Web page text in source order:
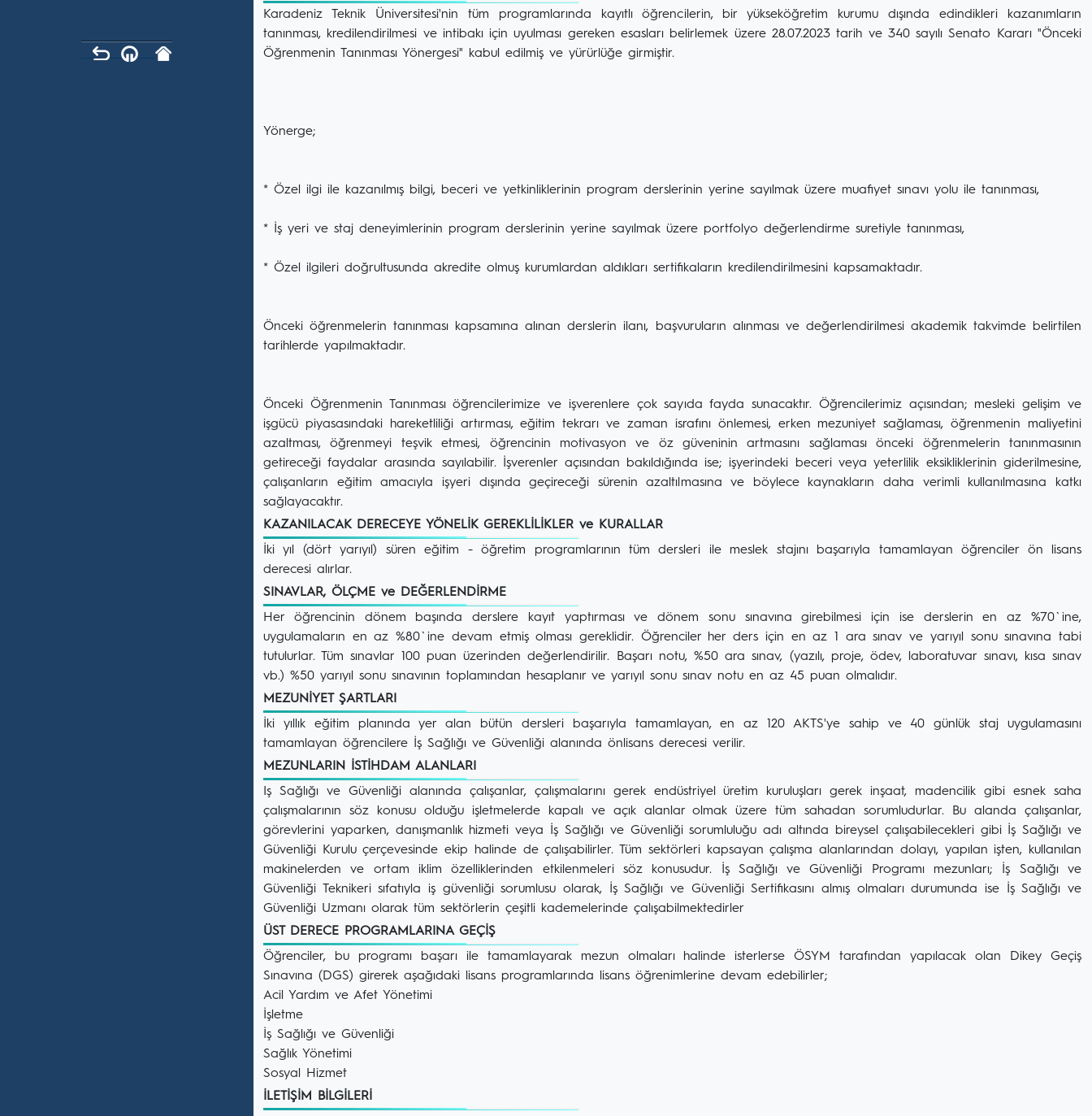
Karadeniz Teknik Üniversitesi'nin tüm programlarında kayıtlı öğrencilerin, bir yükseköğretim kurumu dışında edindikleri kazanımların
tanınması, kredilendirilmesi ve intibakı için uyulması gereken esasları belirlemek üzere 28.07.2023 tarih ve 340 sayılı Senato Kararı "Önceki
Öğrenmenin Tanınması Yönergesi" kabul edilmiş ve yürürlüğe girmiştir.
Yönerge;
* Özel ilgi ile kazanılmış bilgi, beceri ve yetkinliklerinin program derslerinin yerine sayılmak üzere muafiyet sınavı yolu ile tanınması,
* İş yeri ve staj deneyimlerinin program derslerinin yerine sayılmak üzere portfolyo değerlendirme suretiyle tanınması,
* Özel ilgileri doğrultusunda akredite olmuş kurumlardan aldıkları sertifikaların kredilendirilmesini kapsamaktadır.
Önceki öğrenmelerin tanınması kapsamına alınan derslerin ilanı, başvuruların alınması ve değerlendirilmesi akademik takvimde belirtilen
tarihlerde yapılmaktadır.
Önceki Öğrenmenin Tanınması öğrencilerimize ve işverenlere çok sayıda fayda sunacaktır. Öğrencilerimiz açısından; mesleki gelişim ve
işgücü piyasasındaki hareketliliği artırması, eğitim tekrarı ve zaman israfını önlemesi, erken mezuniyet sağlaması, öğrenmenin maliyetini
azaltması, öğrenmeyi teşvik etmesi, öğrencinin motivasyon ve öz güveninin artmasını sağlaması önceki öğrenmelerin tanınmasının
getireceği faydalar arasında sayılabilir. İşverenler açısından bakıldığında ise; işyerindeki beceri veya yeterlilik eksikliklerinin giderilmesine,
çalışanların eğitim amacıyla işyeri dışında geçireceği sürenin azaltılmasına ve böylece kaynakların daha verimli kullanılmasına katkı
sağlayacaktır.
KAZANILACAK DERECEYE YÖNELİK GEREKLİLİKLER ve KURALLAR
İki yıl (dört yarıyıl) süren eğitim - öğretim programlarının tüm dersleri ile meslek stajını başarıyla tamamlayan öğrenciler ön lisans
derecesi alırlar.
SINAVLAR, ÖLÇME ve DEĞERLENDİRME
Her öğrencinin dönem başında derslere kayıt yaptırması ve dönem sonu sınavına girebilmesi için ise derslerin en az %70`ine,
uygulamaların en az %80`ine devam etmiş olması gereklidir. Öğrenciler her ders için en az 1 ara sınav ve yarıyıl sonu sınavına tabi
tutulurlar. Tüm sınavlar 100 puan üzerinden değerlendirilir. Başarı notu, %50 ara sınav, (yazılı, proje, ödev, laboratuvar sınavı, kısa sınav
vb.) %50 yarıyıl sonu sınavının toplamından hesaplanır ve yarıyıl sonu sınav notu en az 45 puan olmalıdır.
MEZUNİYET ŞARTLARI
İki yıllık eğitim planında yer alan bütün dersleri başarıyla tamamlayan, en az 120 AKTS'ye sahip ve 40 günlük staj uygulamasını
tamamlayan öğrencilere İş Sağlığı ve Güvenliği alanında önlisans derecesi verilir.
MEZUNLARIN İSTİHDAM ALANLARI
Iş Sağlığı ve Güvenliği alanında çalışanlar, çalışmalarını gerek endüstriyel üretim kuruluşları gerek inşaat, madencilik gibi esnek saha
çalışmalarının söz konusu olduğu işletmelerde kapalı ve açık alanlar olmak üzere tüm sahadan sorumludurlar. Bu alanda çalışanlar,
görevlerini yaparken, danışmanlık hizmeti veya İş Sağlığı ve Güvenliği sorumluluğu adı altında bireysel çalışabilecekleri gibi İş Sağlığı ve
Güvenliği Kurulu çerçevesinde ekip halinde de çalışabilirler. Tüm sektörleri kapsayan çalışma alanlarından dolayı, yapılan işten, kullanılan
makinelerden ve ortam iklim özelliklerinden etkilenmeleri söz konusudur. İş Sağlığı ve Güvenliği Programı mezunları; İş Sağlığı ve
Güvenliği Teknikeri sıfatıyla iş güvenliği sorumlusu olarak, İş Sağlığı ve Güvenliği Sertifikasını almış olmaları durumunda ise İş Sağlığı ve
Güvenliği Uzmanı olarak tüm sektörlerin çeşitli kademelerinde çalışabilmektedirler
ÜST DERECE PROGRAMLARINA GEÇİŞ
Öğrenciler, bu programı başarı ile tamamlayarak mezun olmaları halinde isterlerse ÖSYM tarafından yapılacak olan Dikey Geçiş
Sınavına (DGS) girerek aşağıdaki lisans programlarında lisans öğrenimlerine devam edebilirler;
Acil Yardım ve Afet Yönetimi
İşletme
İş Sağlığı ve Güvenliği
Sağlık Yönetimi
Sosyal Hizmet
İLETİŞİM BİLGİLERİ